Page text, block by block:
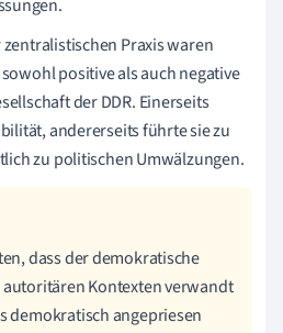
Praxis waren
positive als auch negative
der DDR. Einerseits
andererseits führte sie zu
zu politischen Umwälzungen.
dass der demokratische
Kontexten verwandt
demokratisch angepriesen